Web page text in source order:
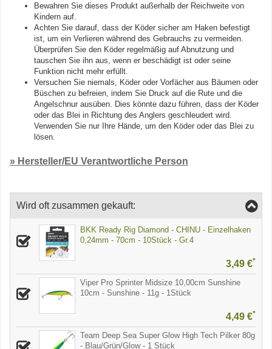
Bewahren Sie dieses Produkt außerhalb der Reichweite von
Kindern auf.
Achten Sie darauf, dass der Köder sicher am Haken befestigt
ist, um ein Verlieren während des Gebrauchs zu vermeiden.
Überprüfen Sie den Köder regelmäßig auf Abnutzung und
tauschen Sie ihn aus, wenn er beschädigt ist oder seine
Funktion nicht mehr erfüllt.
Versuchen Sie niemals, Köder oder Vorfächer aus Bäumen oder
Büschen zu befreien, indem Sie Druck auf die Rute und die
Angelschnur ausüben. Dies könnte dazu führen, dass der Köder
oder das Blei in Richtung des Anglers geschleudert wird.
Verwenden Sie nur Ihre Hände, um den Köder oder das Blei zu
lösen.
» Hersteller/EU Verantwortliche Person
Wird oft zusammen gekauft:
BKK Ready Rig Diamond - CHINU - Einzelhaken
0,24mm - 70cm - 10Stück - Gr.4
3,49 €*
Viper Pro Sprinter Midsize 10,00cm Sunshine
10cm - Sunshine - 11g - 1Stück
4,49 €*
Team Deep Sea Super Glow High Tech Pilker 80g
- Blau/Grün/Glow - 1 Stück